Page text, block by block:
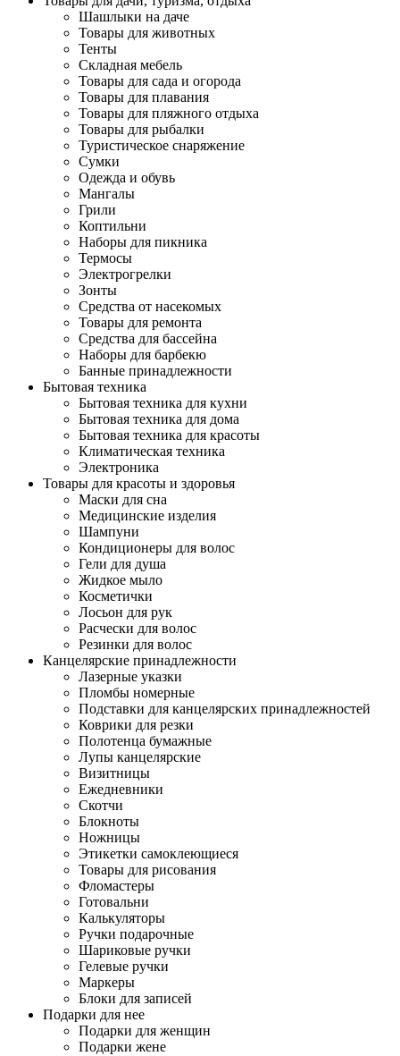
Шашлыки на даче
Товары для животных
Тенты
Складная мебель
Товары для сада и огорода
Товары для плавания
Товары для пляжного отдыха
Товары для рыбалки
Туристическое снаряжение
Сумки
Одежда и обувь
Мангалы
Грили
Коптильни
Наборы для пикника
Термосы
Электрогрелки
Зонты
Средства от насекомых
Товары для ремонта
Средства для бассейна
Наборы для барбекю
Банные принадлежности
Бытовая техника
Бытовая техника для кухни
Бытовая техника для дома
Бытовая техника для красоты
Климатическая техника
Электроника
Товары для красоты и здоровья
Маски для сна
Медицинские изделия
Шампуни
Кондиционеры для волос
Гели для душа
Жидкое мыло
Косметички
Лосьон для рук
Расчески для волос
Резинки для волос
Канцелярские принадлежности
Лазерные указки
Пломбы номерные
Подставки для канцелярских принадлежностей
Коврики для резки
Полотенца бумажные
Лупы канцелярские
Визитницы
Ежедневники
Скотчи
Блокноты
Ножницы
Этикетки самоклеющиеся
Товары для рисования
Фломастеры
Готовальни
Калькуляторы
Ручки подарочные
Шариковые ручки
Гелевые ручки
Маркеры
Блоки для записей
Подарки для нее
Подарки для женщин
Подарки жене